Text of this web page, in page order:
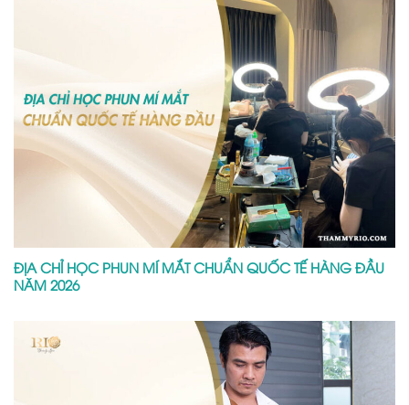
ĐỊA CHỈ HỌC PHUN MÍ MẮT CHUẨN QUỐC TẾ HÀNG ĐẦU
NĂM 2026